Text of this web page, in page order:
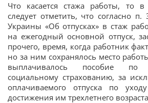
Что касается стажа работы, то в
следует отметить, что согласно
Украины «Об отпусках» в стаж
на ежегодный основной отпуск,
прочего, время, когда работник
но за ним сохранялось место
выплачивалось пособие по
социальному страхованию, за
оплачиваемого отпуска по
достижения им трехлетнего